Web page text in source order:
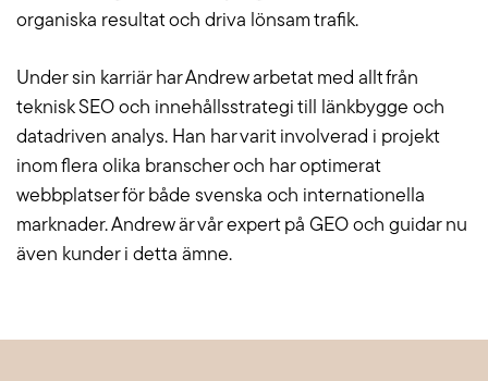
organiska resultat och driva lönsam trafik.
Under sin karriär har Andrew arbetat med allt från
teknisk SEO och innehållsstrategi till länkbygge och
datadriven analys. Han har varit involverad i projekt
inom flera olika branscher och har optimerat
webbplatser för både svenska och internationella
marknader. Andrew är vår expert på GEO och guidar nu
även kunder i detta ämne.